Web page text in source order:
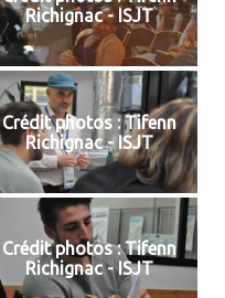
Richignac - ISJT
Crédit photos : Tifenn
Richignac - ISJT
Crédit photos : Tifenn
Richignac - ISJT